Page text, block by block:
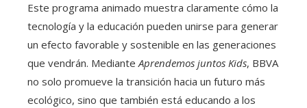
Este programa animado muestra claramente cómo la
tecnología y la educación pueden unirse para generar
un efecto favorable y sostenible en las generaciones
que vendrán. MedianteAprendemos juntos Kids, BBVA
no solo promueve la transición hacia un futuro más
ecológico, sino que también está educando a los